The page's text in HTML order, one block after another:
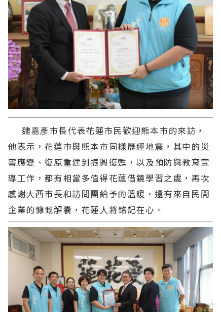
魏嘉彥市長代表花蓮市民歡迎熊本市的來訪，
他表示，花蓮市與熊本市同樣歷經地震，其中的災
害應變、復原重建到振興復甦，以及預防與教育宣
導工作，都有相當多值得花蓮借鏡學習之處，再次
感謝大西市長和訪問團給予的溫暖，還有來自民間
企業的慷慨解囊，花蓮人將銘記在心。